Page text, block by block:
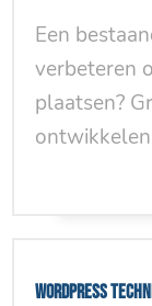
Een
verbeteren
plaatsen?
WordPress